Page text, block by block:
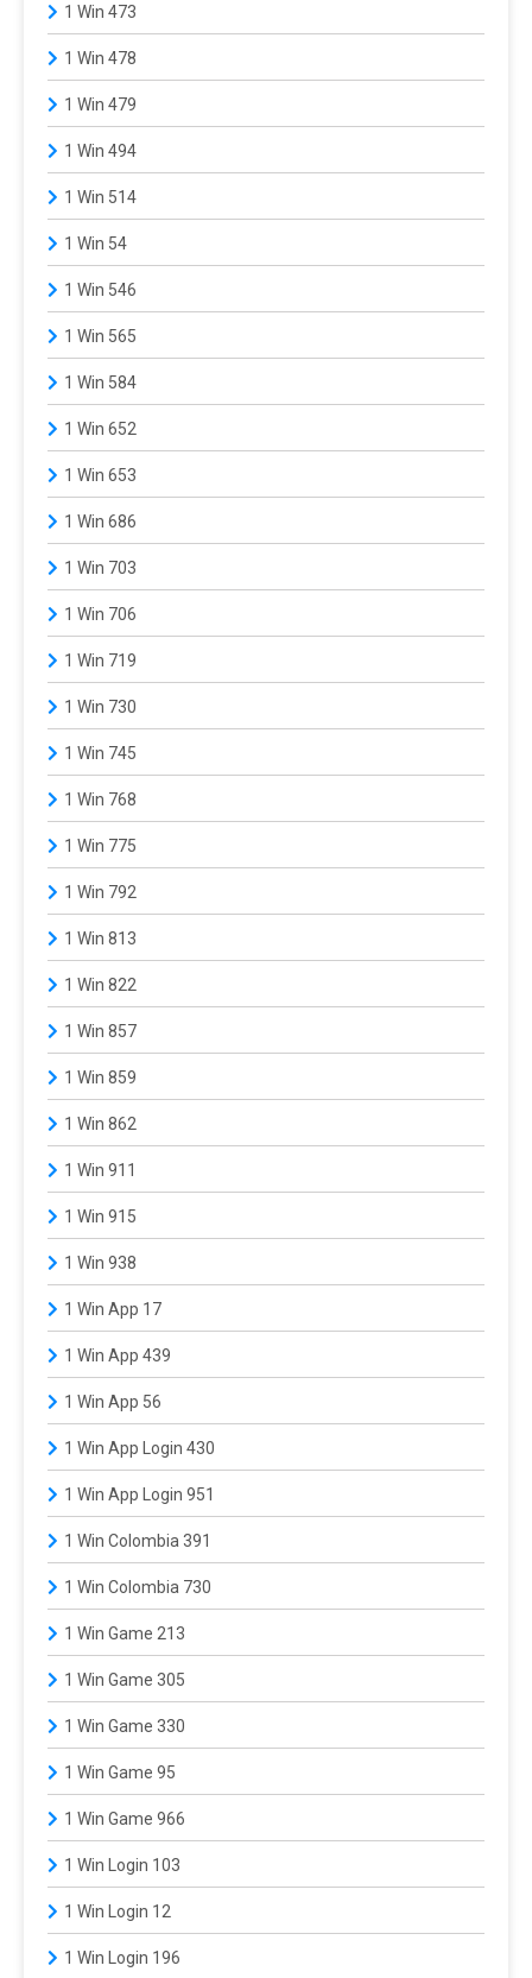
1 Win 473
1 Win 478
1 Win 479
1 Win 494
1 Win 514
1 Win 54
1 Win 546
1 Win 565
1 Win 584
1 Win 652
1 Win 653
1 Win 686
1 Win 703
1 Win 706
1 Win 719
1 Win 730
1 Win 745
1 Win 768
1 Win 775
1 Win 792
1 Win 813
1 Win 822
1 Win 857
1 Win 859
1 Win 862
1 Win 911
1 Win 915
1 Win 938
1 Win App 17
1 Win App 439
1 Win App 56
1 Win App Login 430
1 Win App Login 951
1 Win Colombia 391
1 Win Colombia 730
1 Win Game 213
1 Win Game 305
1 Win Game 330
1 Win Game 95
1 Win Game 966
1 Win Login 103
1 Win Login 12
1 Win Login 196